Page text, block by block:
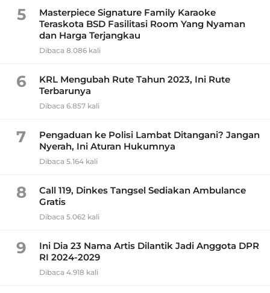
5
Masterpiece Signature Family Karaoke
Teraskota BSD Fasilitasi Room Yang Nyaman
dan Harga Terjangkau
Dibaca 8.086 kali
6
KRL Mengubah Rute Tahun 2023, Ini Rute
Terbarunya
Dibaca 6.857 kali
7
Pengaduan ke Polisi Lambat Ditangani? Jangan
Nyerah, Ini Aturan Hukumnya
Dibaca 5.164 kali
8
Call 119, Dinkes Tangsel Sediakan Ambulance
Gratis
Dibaca 5.062 kali
9
Ini Dia 23 Nama Artis Dilantik Jadi Anggota DPR
RI 2024-2029
Dibaca 4.918 kali